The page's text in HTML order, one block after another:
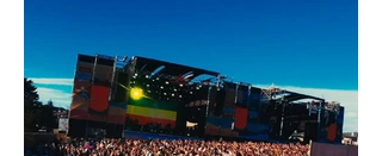
Centro Cultural Estación Mapocho, espacio
que albergará durante dos jornadas una
pro